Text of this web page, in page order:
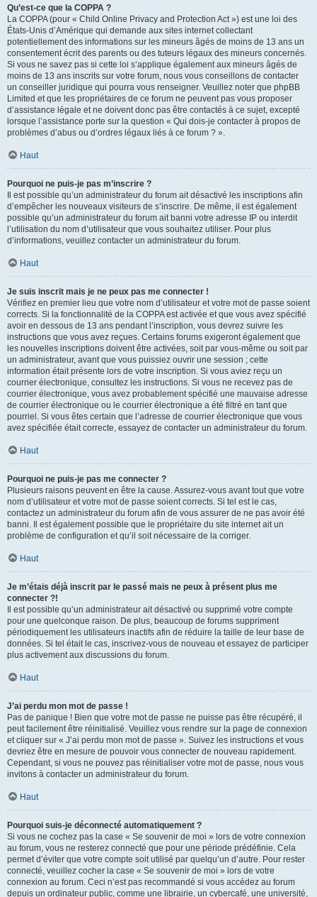
Qu’est-ce que la COPPA ?
La COPPA (pour « Child Online Privacy and Protection Act ») est une loi des
États-Unis d’Amérique qui demande aux sites internet collectant
potentiellement des informations sur les mineurs âgés de moins de 13 ans un
consentement écrit des parents ou des tuteurs légaux des mineurs concernés.
Si vous ne savez pas si cette loi s’applique également aux mineurs âgés de
moins de 13 ans inscrits sur votre forum, nous vous conseillons de contacter
un conseiller juridique qui pourra vous renseigner. Veuillez noter que phpBB
Limited et que les propriétaires de ce forum ne peuvent pas vous proposer
d’assistance légale et ne doivent donc pas être contactés à ce sujet, excepté
lorsque l’assistance porte sur la question « Qui dois-je contacter à propos de
problèmes d’abus ou d’ordres légaux liés à ce forum ? ».
Haut
Pourquoi ne puis-je pas m’inscrire ?
Il est possible qu’un administrateur du forum ait désactivé les inscriptions afin
d’empêcher les nouveaux visiteurs de s’inscrire. De même, il est également
possible qu’un administrateur du forum ait banni votre adresse IP ou interdit
l’utilisation du nom d’utilisateur que vous souhaitez utiliser. Pour plus
d’informations, veuillez contacter un administrateur du forum.
Haut
Je suis inscrit mais je ne peux pas me connecter !
Vérifiez en premier lieu que votre nom d’utilisateur et votre mot de passe soient
corrects. Si la fonctionnalité de la COPPA est activée et que vous avez spécifié
avoir en dessous de 13 ans pendant l’inscription, vous devrez suivre les
instructions que vous avez reçues. Certains forums exigeront également que
les nouvelles inscriptions doivent être activées, soit par vous-même ou soit par
un administrateur, avant que vous puissiez ouvrir une session ; cette
information était présente lors de votre inscription. Si vous aviez reçu un
courrier électronique, consultez les instructions. Si vous ne recevez pas de
courrier électronique, vous avez probablement spécifié une mauvaise adresse
de courrier électronique ou le courrier électronique a été filtré en tant que
pourriel. Si vous êtes certain que l’adresse de courrier électronique que vous
avez spécifiée était correcte, essayez de contacter un administrateur du forum.
Haut
Pourquoi ne puis-je pas me connecter ?
Plusieurs raisons peuvent en être la cause. Assurez-vous avant tout que votre
nom d’utilisateur et votre mot de passe soient corrects. Si tel est le cas,
contactez un administrateur du forum afin de vous assurer de ne pas avoir été
banni. Il est également possible que le propriétaire du site internet ait un
problème de configuration et qu’il soit nécessaire de la corriger.
Haut
Je m’étais déjà inscrit par le passé mais ne peux à présent plus me
connecter ?!
Il est possible qu’un administrateur ait désactivé ou supprimé votre compte
pour une quelconque raison. De plus, beaucoup de forums suppriment
périodiquement les utilisateurs inactifs afin de réduire la taille de leur base de
données. Si tel était le cas, inscrivez-vous de nouveau et essayez de participer
plus activement aux discussions du forum.
Haut
J’ai perdu mon mot de passe !
Pas de panique ! Bien que votre mot de passe ne puisse pas être récupéré, il
peut facilement être réinitialisé. Veuillez vous rendre sur la page de connexion
et cliquer sur « J’ai perdu mon mot de passe ». Suivez les instructions et vous
devriez être en mesure de pouvoir vous connecter de nouveau rapidement.
Cependant, si vous ne pouvez pas réinitialiser votre mot de passe, nous vous
invitons à contacter un administrateur du forum.
Haut
Pourquoi suis-je déconnecté automatiquement ?
Si vous ne cochez pas la case « Se souvenir de moi » lors de votre connexion
au forum, vous ne resterez connecté que pour une période prédéfinie. Cela
permet d’éviter que votre compte soit utilisé par quelqu’un d’autre. Pour rester
connecté, veuillez cocher la case « Se souvenir de moi » lors de votre
connexion au forum. Ceci n’est pas recommandé si vous accédez au forum
depuis un ordinateur public, comme une librairie, un cybercafé, une université,